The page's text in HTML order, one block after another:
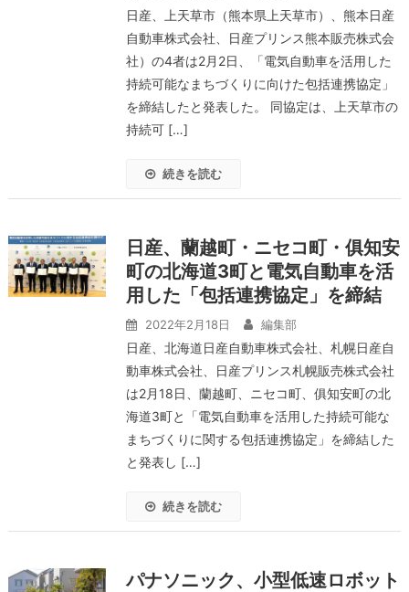
日産、上天草市（熊本県上天草市）、熊本日産
自動車株式会社、日産プリンス熊本販売株式会
社）の4者は2月2日、「電気自動車を活用した
持続可能なまちづくりに向けた包括連携協定」
を締結したと発表した。 同協定は、上天草市の
持続可 […]
続きを読む
日産、蘭越町・ニセコ町・俱知安
町の北海道3町と電気自動車を活
用した「包括連携協定」を締結
2022年2月18日 編集部
日産、北海道日産自動車株式会社、札幌日産自
動車株式会社、日産プリンス札幌販売株式会社
は2月18日、蘭越町、ニセコ町、俱知安町の北
海道3町と「電気自動車を活用した持続可能な
まちづくりに関する包括連携協定」を締結した
と発表し […]
続きを読む
パナソニック、小型低速ロボット